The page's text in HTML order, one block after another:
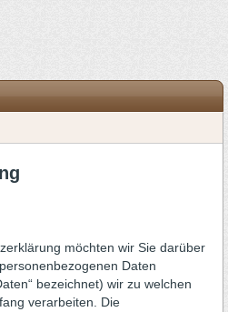
möchten wir Sie darüber
Daten
bezeichnet) wir zu welchen
verarbeiten. Die